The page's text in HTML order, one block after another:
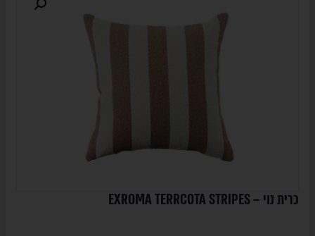
כרית נוי – EXROMA TERRCOTA STRIPES